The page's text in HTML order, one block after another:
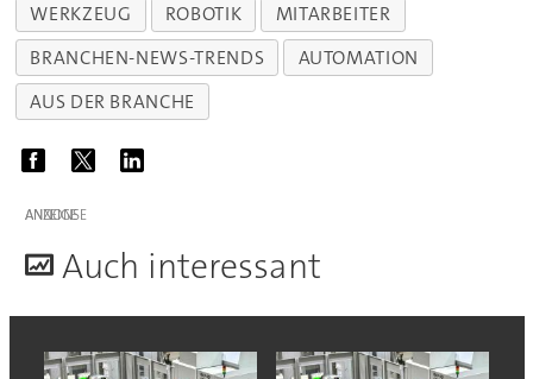
WERKZEUG ROBOTIK
MITARBEITER
BRANCHEN-NEWS-TRENDS
AUTOMATION
AUS DER BRANCHE
ANZEIGE
Auch interessant